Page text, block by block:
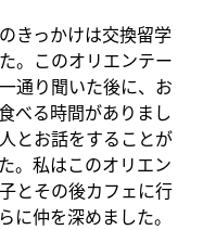
きっかけは交換留学
。このオリエンテー
通り聞いた後に、お
べる時間がありまし
とお話をすることが
。私はこのオリエン
とその後カフェに行
に仲を深めました。